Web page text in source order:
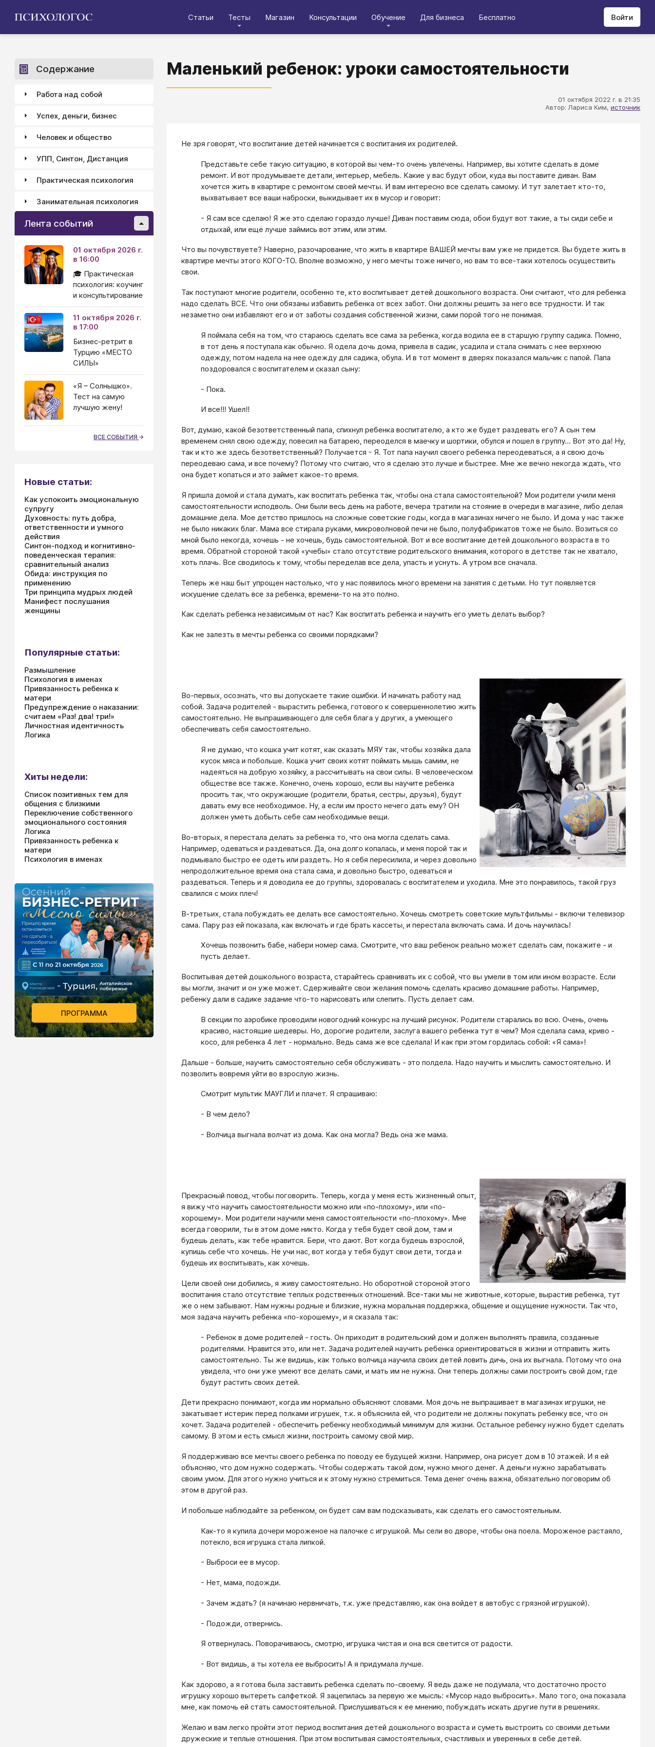
Статьи Тесты Магазин Консультации Обучение Для бизнеса Бесплатно Войти
Маленький ребенок: уроки самостоятельности
01 октября 2022 г. в 21:35
Автор: Лариса Ким, источник
Не зря говорят, что воспитание детей начинается с воспитания их родителей.
Представьте себе такую ситуацию, в которой вы чем-то очень увлечены. Например, вы хотите сделать в доме
ремонт. И вот продумываете детали, интерьер, мебель. Какие у вас будут обои, куда вы поставите диван. Вам
хочется жить в квартире с ремонтом своей мечты. И вам интересно все сделать самому. И тут залетает кто-то,
выхватывает все ваши наброски, выкидывает их в мусор и говорит:
- Я сам все сделаю! Я же это сделаю гораздо лучше! Диван поставим сюда, обои будут вот такие, а ты сиди себе и
отдыхай, или ещё лучше займись вот этим, или этим.
Что вы почувствуете? Наверно, разочарование, что жить в квартире ВАШЕЙ мечты вам уже не придется. Вы будете жить в
квартире мечты этого КОГО-ТО. Вполне возможно, у него мечты тоже ничего, но вам то все-таки хотелось осуществить
свои.
Так поступают многие родители, особенно те, кто воспитывает детей дошкольного возраста. Они считают, что для ребенка
надо сделать ВСЕ. Что они обязаны избавить ребенка от всех забот. Они должны решить за него все трудности. И так
незаметно они избавляют его и от заботы создания собственной жизни, сами порой того не понимая.
Я поймала себя на том, что стараюсь сделать все сама за ребенка, когда водила ее в старшую группу садика. Помню,
в тот день я поступала как обычно. Я одела дочь дома, привела в садик, усадила и стала снимать с нее верхнюю
одежду, потом надела на нее одежду для садика, обула. И в тот момент в дверях показался мальчик с папой. Папа
поздоровался с воспитателем и сказал сыну:
- Пока.
И все!!! Ушел!!
Вот, думаю, какой безответственный папа, спихнул ребенка воспитателю, а кто же будет раздевать его? А сын тем
временем снял свою одежду, повесил на батарею, переоделся в маечку и шортики, обулся и пошел в группу… Вот это да! Ну,
так и кто же здесь безответственный? Получается - Я. Тот папа научил своего ребенка переодеваться, а я свою дочь
переодеваю сама, и все почему? Потому что считаю, что я сделаю это лучше и быстрее. Мне же вечно некогда ждать, что
она будет копаться и это займет какое-то время.
Я пришла домой и стала думать, как воспитать ребенка так, чтобы она стала самостоятельной? Мои родители учили меня
самостоятельности исподволь. Они были весь день на работе, вечера тратили на стояние в очереди в магазине, либо делая
домашние дела. Мое детство пришлось на сложные советские годы, когда в магазинах ничего не было. И дома у нас также
не было никаких благ. Мама все стирала руками, микроволновой печи не было, полуфабрикатов тоже не было. Возиться со
мной было некогда, хочешь - не хочешь, будь самостоятельной. Вот и все воспитание детей дошкольного возраста в то
время. Обратной стороной такой «учебы» стало отсутствие родительского внимания, которого в детстве так не хватало,
хоть плачь. Все сводилось к тому, чтобы переделав все дела, упасть и уснуть. А утром все сначала.
Теперь же наш быт упрощен настолько, что у нас появилось много времени на занятия с детьми. Но тут появляется
искушение сделать все за ребенка, времени-то на это полно.
Как сделать ребенка независимым от нас? Как воспитать ребенка и научить его уметь делать выбор?
Как не залезть в мечты ребенка со своими порядками?
Во-первых, осознать, что вы допускаете такие ошибки. И начинать работу над
собой. Задача родителей - вырастить ребенка, готового к совершеннолетию жить
самостоятельно. Не выпрашивающего для себя блага у других, а умеющего
обеспечивать себя самостоятельно.
Я не думаю, что кошка учит котят, как сказать МЯУ так, чтобы хозяйка дала
кусок мяса и побольше. Кошка учит своих котят поймать мышь самим, не
надеяться на добрую хозяйку, а рассчитывать на свои силы. В человеческом
обществе все также. Конечно, очень хорошо, если вы научите ребенка
просить так, что окружающие (родители, братья, сестры, друзья), будут
давать ему все необходимое. Ну, а если им просто нечего дать ему? ОН
должен уметь добыть себе сам необходимые вещи.
Во-вторых, я перестала делать за ребенка то, что она могла сделать сама.
Например, одеваться и раздеваться. Да, она долго копалась, и меня порой так и
подмывало быстро ее одеть или раздеть. Но я себя пересилила, и через довольно
непродолжительное время она стала сама, и довольно быстро, одеваться и
раздеваться. Теперь и я доводила ее до группы, здоровалась с воспитателем и уходила. Мне это понравилось, такой груз
свалился с моих плеч!
В-третьих, стала побуждать ее делать все самостоятельно. Хочешь смотреть советские мультфильмы - включи телевизор
сама. Пару раз ей показала, как включать и где брать кассеты, и перестала включать сама. И дочь научилась!
Хочешь позвонить бабе, набери номер сама. Смотрите, что ваш ребенок реально может сделать сам, покажите - и
пусть делает.
Воспитывая детей дошкольного возраста, старайтесь сравнивать их с собой, что вы умели в том или ином возрасте. Если
вы могли, значит и он уже может. Сдерживайте свои желания помочь сделать красиво домашние работы. Например,
ребенку дали в садике задание что-то нарисовать или слепить. Пусть делает сам.
В секции по аэробике проводили новогодний конкурс на лучший рисунок. Родители старались во всю. Очень, очень
красиво, настоящие шедевры. Но, дорогие родители, заслуга вашего ребенка тут в чем? Моя сделала сама, криво -
косо, для ребенка 4 лет - нормально. Ведь сама же все сделала! И как при этом гордилась собой: «Я сама»!
Дальше - больше, научить самостоятельно себя обслуживать - это полдела. Надо научить и мыслить самостоятельно. И
позволить вовремя уйти во взрослую жизнь.
Смотрит мультик МАУГЛИ и плачет. Я спрашиваю:
- В чем дело?
- Волчица выгнала волчат из дома. Как она могла? Ведь она же мама.
​Прекрасный повод, чтобы поговорить. Теперь, когда у меня есть жизненный опыт,
я вижу что научить самостоятельности можно или «по-плохому», или «по-
хорошему». Мои родители научили меня самостоятельности «по-плохому». Мне
всегда говорили, ты в этом доме никто. Когда у тебя будет свой дом, там и
будешь делать, как тебе нравится. Бери, что дают. Вот когда будешь взрослой,
купишь себе что хочешь. Не учи нас, вот когда у тебя будут свои дети, тогда и
будешь их воспитывать, как хочешь.
Цели своей они добились, я живу самостоятельно. Но оборотной стороной этого
воспитания стало отсутствие теплых родственных отношений. Все-таки мы не животные, которые, вырастив ребенка, тут
же о нем забывают. Нам нужны родные и близкие, нужна моральная поддержка, общение и ощущение нужности. Так что,
моя задача научить ребенка «по-хорошему», и я сказала так:
- Ребенок в доме родителей - гость. Он приходит в родительский дом и должен выполнять правила, созданные
родителями. Нравится это, или нет. Задача родителей научить ребенка ориентироваться в жизни и отправить жить
самостоятельно. Ты же видишь, как только волчица научила своих детей ловить дичь, она их выгнала. Потому что она
увидела, что они уже умеют все делать сами, и мать им не нужна. Они теперь должны сами построить свой дом, где
будут растить своих детей.
Дети прекрасно понимают, когда им нормально объясняют словами. Моя дочь не выпрашивает в магазинах игрушки, не
закатывает истерик перед полками игрушек, т.к. я объяснила ей, что родители не должны покупать ребенку все, что он
хочет. Задача родителей - обеспечить ребенку необходимый минимум для жизни. Остальное ребенку нужно будет сделать
самому. В этом и есть смысл жизни, построить самому свой мир.
Я поддерживаю все мечты своего ребенка по поводу ее будущей жизни. Например, она рисует дом в 10 этажей. И я ей
объясняю, что дом нужно содержать. Чтобы содержать такой дом, нужно много денег. А деньги нужно зарабатывать
своим умом. Для этого нужно учиться и к этому нужно стремиться. Тема денег очень важна, обязательно поговорим об
этом в другой раз.
И побольше наблюдайте за ребенком, он будет сам вам подсказывать, как сделать его самостоятельным.
Как-то я купила дочери мороженое на палочке с игрушкой. Мы сели во дворе, чтобы она поела. Мороженое растаяло,
потекло, вся игрушка стала липкой.
- Выброси ее в мусор.
- Нет, мама, подожди.
- Зачем ждать? (я начинаю нервничать, т.к. уже представляю, как она войдет в автобус с грязной игрушкой).
- Подожди, отвернись.
Я отвернулась. Поворачиваюсь, смотрю, игрушка чистая и она вся светится от радости.
- Вот видишь, а ты хотела ее выбросить! А я придумала лучше.
Как здорово, а я готова была заставить ребенка сделать по-своему. Я ведь даже не подумала, что достаточно просто
игрушку хорошо вытереть салфеткой. Я зацепилась за первую же мысль: «Мусор надо выбросить». Мало того, она показала
мне, как помочь ей стать самостоятельной. Прислушиваться к ее мнению, побуждать искать другие пути в решениях.
Желаю и вам легко пройти этот период воспитания детей дошкольного возраста и суметь выстроить со своими детьми
дружеские и теплые отношения. При этом воспитывая самостоятельных, счастливых и уверенных в себе детей.
Содержание
Работа над собой
Успех, деньги, бизнес
Человек и общество
УПП, Синтон, Дистанция
Практическая психология
Занимательная психология
Лента событий
01 октября 2026 г.
в 16:00
🎓 Практическая
психология: коучинг
и консультирование
11 октября 2026 г.
в 17:00
Бизнес-ретрит в
Турцию «МЕСТО
СИЛЫ»
«Я – Солнышко».
Тест на самую
лучшую жену!
ВСЕ СОБЫТИЯ
Новые статьи:
Как успокоить эмоциональную
супругу
Духовность: путь добра,
ответственности и умного
действия
Синтон-подход и когнитивно-
поведенческая терапия:
сравнительный анализ
Обида: инструкция по
применению
Три принципа мудрых людей
Манифест послушания
женщины
Популярные статьи:
Размышление
Психология в именах
Привязанность ребенка к
матери
Предупреждение о наказании:
считаем «Раз! два! три!»
Личностная идентичность
Логика
Хиты недели:
Список позитивных тем для
общения с близкими
Переключение собственного
эмоционального состояния
Логика
Привязанность ребенка к
матери
Психология в именах
ПРОГРАММА